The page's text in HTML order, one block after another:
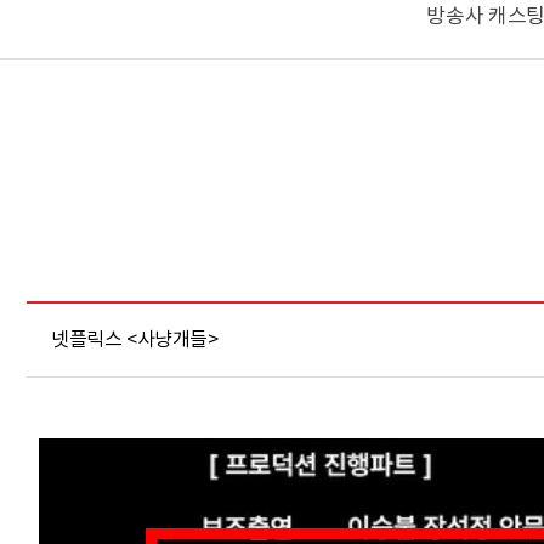
방송사 캐스
넷플릭스 <사냥개들>